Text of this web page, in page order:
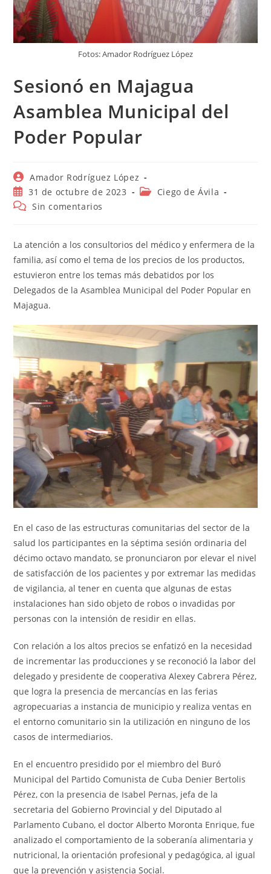
Fotos: Amador Rodríguez López
Sesionó en Majagua
Asamblea Municipal del
Poder Popular
Autor
de
la
entrada:
Amador Rodríguez López
Publicación
de
la
31 de octubre de 2023
Categoría
Ciego de Ávila
Comentarios
entrada:
Sin comentarios
La atención a los consultorios del médico y enfermera de la
familia, así como el tema de los precios de los productos,
estuvieron entre los temas más debatidos por los
Delegados de la Asamblea Municipal del Poder Popular en
Majagua.
En el caso de las estructuras comunitarias del sector de la
salud los participantes en la séptima sesión ordinaria del
décimo octavo mandato, se pronunciaron por elevar el nivel
de satisfacción de los pacientes y por extremar las medidas
de vigilancia, al tener en cuenta que algunas de estas
instalaciones han sido objeto de robos o invadidas por
personas con la intensión de residir en ellas.
Con relación a los altos precios se enfatizó en la necesidad
de incrementar las producciones y se reconoció la labor del
delegado y presidente de cooperativa Alexey Cabrera Pérez,
que logra la presencia de mercancías en las ferias
agropecuarias a instancia de municipio y realiza ventas en
el entorno comunitario sin la utilización en ninguno de los
casos de intermediarios.
En el encuentro presidido por el miembro del Buró
Municipal del Partido Comunista de Cuba Denier Bertolis
Pérez, con la presencia de Isabel Pernas, jefa de la
secretaria del Gobierno Provincial y del Diputado al
Parlamento Cubano, el doctor Alberto Moronta Enrique, fue
analizado el comportamiento de la soberanía alimentaria y
nutricional, la orientación profesional y pedagógica, al igual
que la prevención y asistencia Social.